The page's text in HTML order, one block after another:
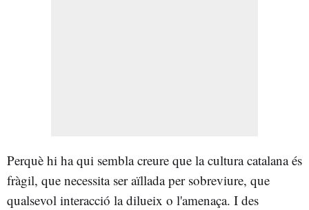
Perquè hi ha qui sembla creure que la cultura catalana és
fràgil, que necessita ser aïllada per sobreviure, que
qualsevol interacció la dilueix o l'amenaça. I des